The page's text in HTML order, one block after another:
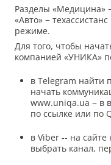
Разделы «Медицина»
«Авто» −
режиме.
Для того, чтобы
компанией «УНИКА»
в Telegram найти
начать
www.uniqa.ua − в
по ссылке или по
в Viber -- на
выбрать канал,